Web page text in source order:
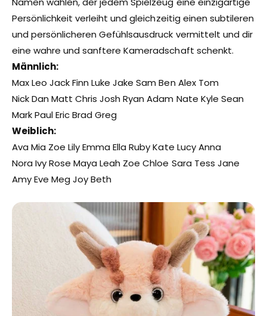
Persönlichkeit verleiht und gleichzeitig einen subtileren
und persönlicheren Gefühlsausdruck vermittelt und dir
eine wahre und sanftere Kameradschaft schenkt.
Männlich:
Max Leo Jack Finn Luke Jake Sam Ben Alex Tom
Nick Dan Matt Chris Josh Ryan Adam Nate Kyle Sean
Mark Paul Eric Brad Greg
Weiblich:
Ava Mia Zoe Lily Emma Ella Ruby Kate Lucy Anna
Nora Ivy Rose Maya Leah Zoe Chloe Sara Tess Jane
Amy Eve Meg Joy Beth